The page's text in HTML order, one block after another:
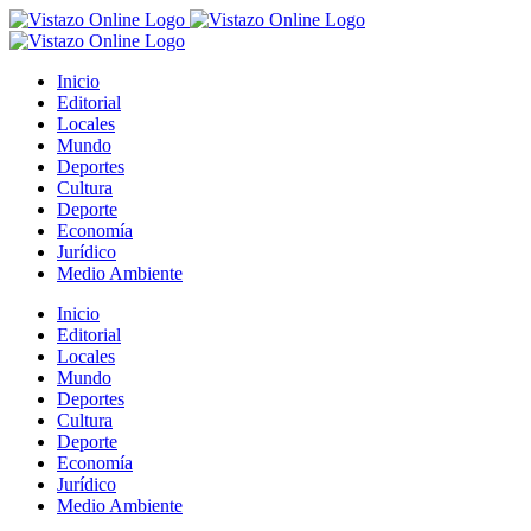
Saltar
al
Inicio
Editorial
Locales
Mundo
Deportes
Cultura
Deporte
Economía
Jurídico
Medio Ambiente
Inicio
Editorial
Locales
Mundo
Deportes
Cultura
Deporte
Economía
Jurídico
Medio Ambiente